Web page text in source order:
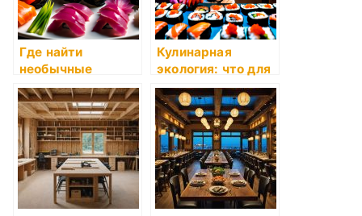
Где найти
необычные
ингредиенты для
кулинарии
Кулинарная
экология: что для
этого нужно